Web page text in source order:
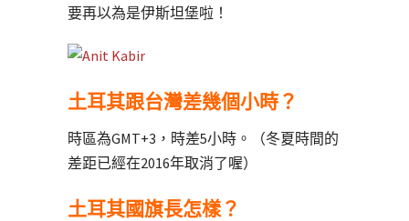
要再以為是伊斯坦堡啦！
土耳其跟台灣差幾個小時？
時區為GMT+3，時差5小時。（冬夏時間的
差距已經在2016年取消了喔）
土耳其國旗長怎樣？